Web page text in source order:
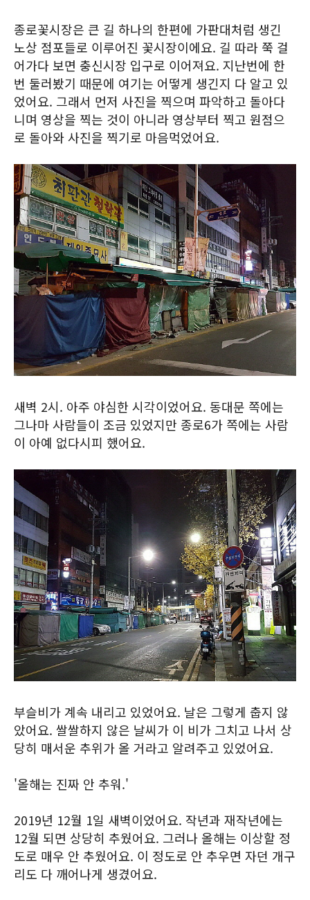
종로꽃시장은 큰 길 하나의 한편에 가판대처럼 생긴
노상 점포들로 이루어진 꽃시장이에요. 길 따라 쭉 걸
어가다 보면 충신시장 입구로 이어져요. 지난번에 한
번 둘러봤기 때문에 여기는 어떻게 생긴지 다 알고 있
었어요. 그래서 먼저 사진을 찍으며 파악하고 돌아다
니며 영상을 찍는 것이 아니라 영상부터 찍고 원점으
로 돌아와 사진을 찍기로 마음먹었어요.
새벽 2시. 아주 야심한 시각이었어요. 동대문 쪽에는
그나마 사람들이 조금 있었지만 종로6가 쪽에는 사람
이 아예 없다시피 했어요.
부슬비가 계속 내리고 있었어요. 날은 그렇게 춥지 않
았어요. 쌀쌀하지 않은 날씨가 이 비가 그치고 나서 상
당히 매서운 추위가 올 거라고 알려주고 있었어요.
'올해는 진짜 안 추워.'
2019년 12월 1일 새벽이었어요. 작년과 재작년에는
12월 되면 상당히 추웠어요. 그러나 올해는 이상할 정
도로 매우 안 추웠어요. 이 정도로 안 추우면 자던 개구
리도 다 깨어나게 생겼어요.